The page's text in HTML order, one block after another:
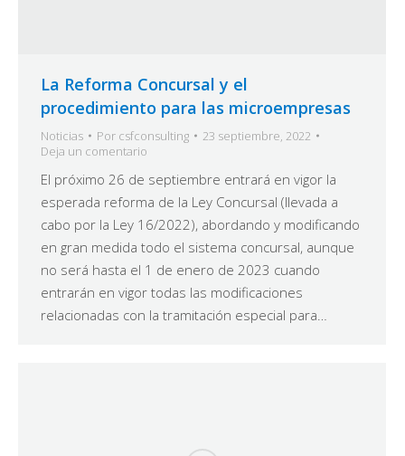
La Reforma Concursal y el
procedimiento para las microempresas
Noticias Por csfconsulting
23 septiembre, 2022
Deja un comentario
El próximo 26 de septiembre entrará en vigor la
esperada reforma de la Ley Concursal (llevada a
cabo por la Ley 16/2022), abordando y modificando
en gran medida todo el sistema concursal, aunque
no será hasta el 1 de enero de 2023 cuando
entrarán en vigor todas las modificaciones
relacionadas con la tramitación especial para…